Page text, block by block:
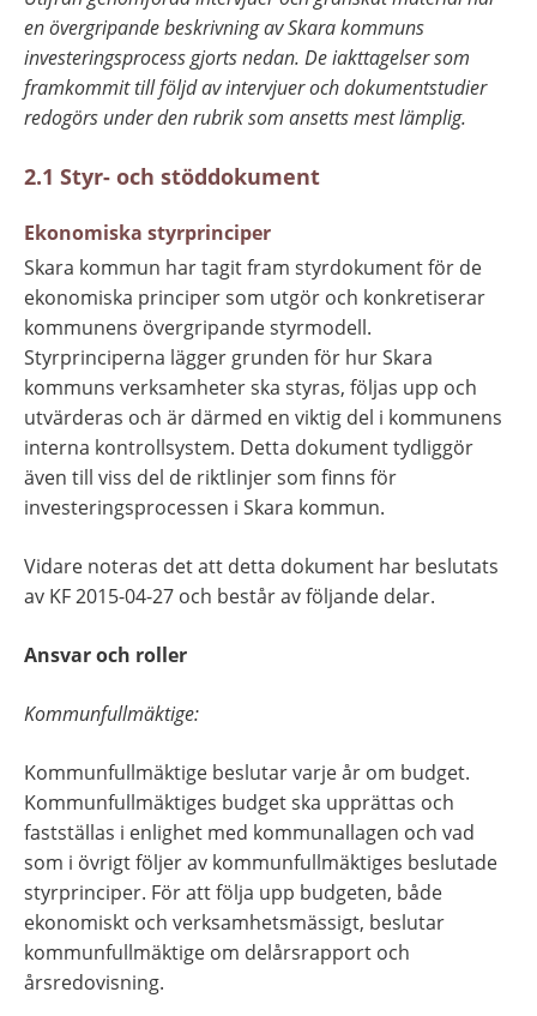
en övergripande beskrivning av Skara kommuns
investeringsprocess gjorts nedan. De iakttagelser som
framkommit till följd av intervjuer och dokumentstudier
redogörs under den rubrik som ansetts mest lämplig.
2.1 Styr- och stöddokument
Ekonomiska styrprinciper
Skara kommun har tagit fram styrdokument för de
ekonomiska principer som utgör och konkretiserar
kommunens övergripande styrmodell.
Styrprinciperna lägger grunden för hur Skara
kommuns verksamheter ska styras, följas upp och
utvärderas och är därmed en viktig del i kommunens
interna kontrollsystem. Detta dokument tydliggör
även till viss del de riktlinjer som finns för
investeringsprocessen i Skara kommun.
Vidare noteras det att detta dokument har beslutats
av KF 2015-04-27 och består av följande delar.
Ansvar och roller
Kommunfullmäktige:
Kommunfullmäktige beslutar varje år om budget.
Kommunfullmäktiges budget ska upprättas och
fastställas i enlighet med kommunallagen och vad
som i övrigt följer av kommunfullmäktiges beslutade
styrprinciper. För att följa upp budgeten, både
ekonomiskt och verksamhetsmässigt, beslutar
kommunfullmäktige om delårsrapport och
årsredovisning.